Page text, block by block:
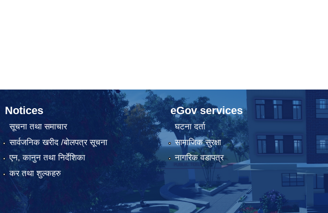
Notices
सूचना तथा समाचार
सार्वजनिक खरीद /बोलपत्र सूचना
एन, कानुन तथा निर्देशिका
कर तथा शुल्कहरु
eGov services
घटना दर्ता
सामाजिक सुरक्षा
नागरिक वडापत्र